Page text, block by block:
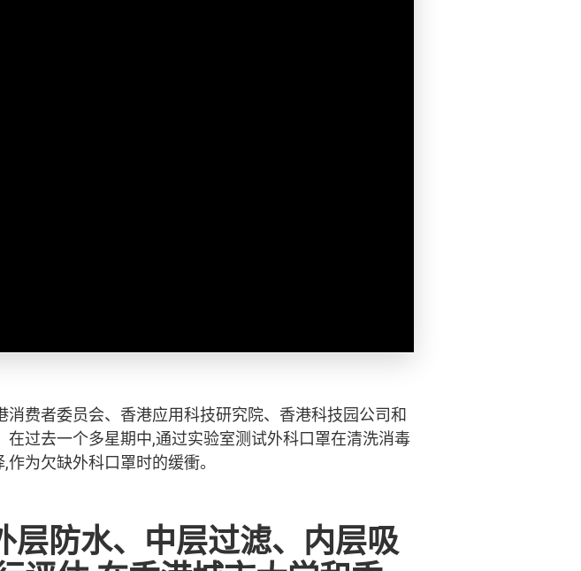
费者委员会、香港应用科技研究院、香港科技园公司和
过去一个多星期中,通过实验室测试外科口罩在清洗消毒
为欠缺外科口罩时的缓衝。
防水、中层过滤、内层吸